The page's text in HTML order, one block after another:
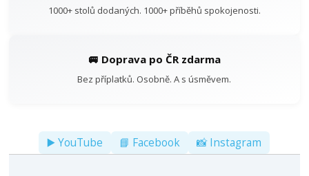
1000+ stolů dodaných. 1000+ příběhů spokojenosti.
🚐 Doprava po ČR zdarma
Bez příplatků. Osobně. A s úsměvem.
▶️ YouTube 📘 Facebook 📸 Instagram